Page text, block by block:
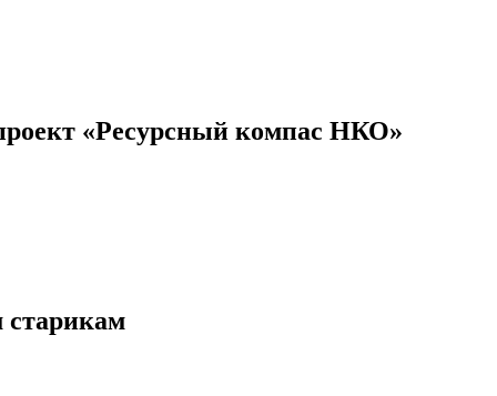
«Ресурсный компас НКО»
старикам